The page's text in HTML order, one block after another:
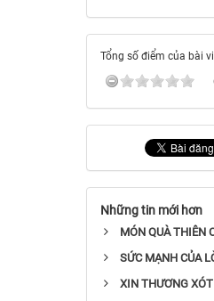
Tổng số điểm của bài
Những tin mới hơn
MÓN QUÀ THIÊN
SỨC MẠNH CỦA
XIN THƯƠNG